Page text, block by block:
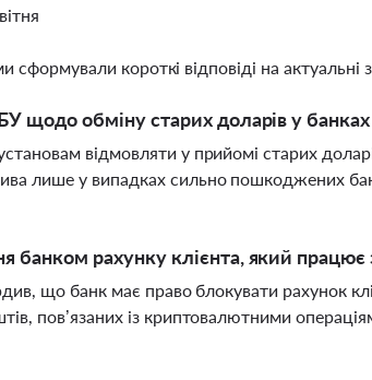
сформували короткі відповіді на актуальні
щодо обміну старих доларів у
відмовляти у прийомі старих
лише у випадках сильно пошкоджених
банком рахунку клієнта, який
що банк має право блокувати рахунок
пов’язаних із криптовалютними